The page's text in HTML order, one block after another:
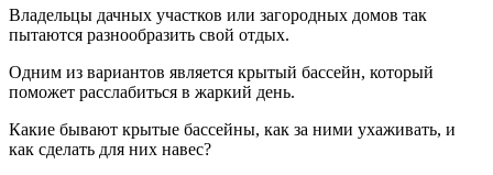
Владельцы дачных участков или загородных домов так
пытаются разнообразить свой отдых.
Одним из вариантов является крытый бассейн, который
поможет расслабиться в жаркий день.
Какие бывают крытые бассейны, как за ними ухаживать, и
как сделать для них навес?